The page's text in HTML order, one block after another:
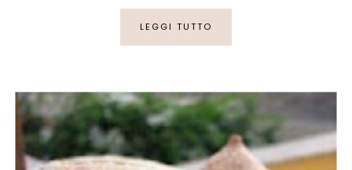
LEGGI TUTTO